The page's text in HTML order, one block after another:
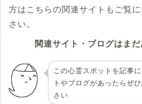
方はこちらの関連サイトもご覧
さい。
関連サイト・ブログはま
この心霊スポットを記事
トやブログがあったらぜ
さい